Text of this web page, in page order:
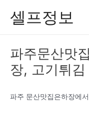
셀프정보
파주문산맛
장, 고기튀김
파주 문산맛집은하장에